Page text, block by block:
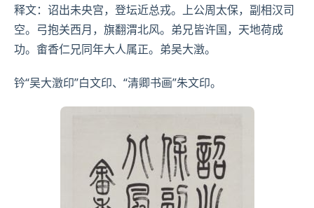
释文：诏出未央宫，登坛近总戎。上公周太保，副相汉司
空。弓抱关西月，旗翻渭北风。弟兄皆许国，天地荷成
功。畬香仁兄同年大人属正。弟吴大澂。
钤“吴大澂印”白文印、“清卿书画”朱文印。